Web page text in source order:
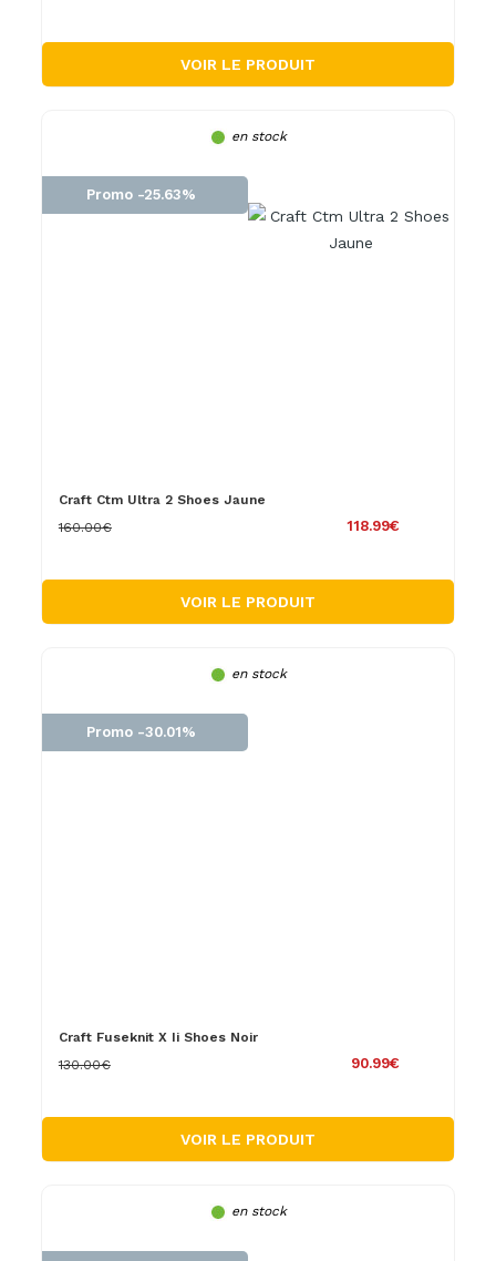
VOIR LE PRODUIT
en stock
Promo -25.63%
Craft Ctm Ultra 2 Shoes Jaune
118.99€
160.00€
VOIR LE PRODUIT
en stock
Promo -30.01%
Craft Fuseknit X Ii Shoes Noir
90.99€
130.00€
VOIR LE PRODUIT
en stock